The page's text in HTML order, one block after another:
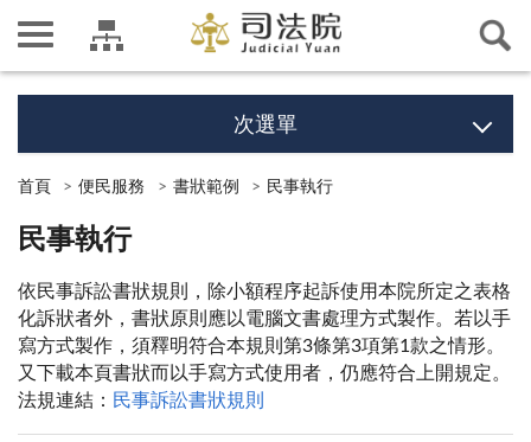
次選單
首頁 便民服務 書狀範例 民事執行
民事執行
依民事訴訟書狀規則，除小額程序起訴使用本院所定之表格
化訴狀者外，書狀原則應以電腦文書處理方式製作。若以手
寫方式製作，須釋明符合本規則第3條第3項第1款之情形。
又下載本頁書狀而以手寫方式使用者，仍應符合上開規定。
法規連結： 民事訴訟書狀規則